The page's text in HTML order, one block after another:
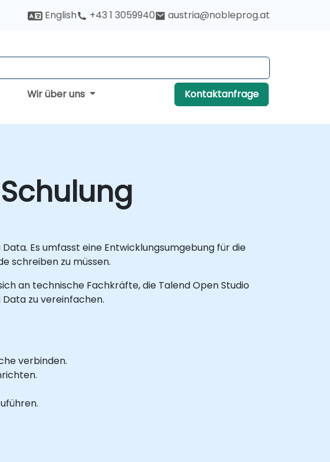
English +43 1 3059940 austria@nobleprog.at
Wir über uns Kontaktanfrage
Es umfasst eine Entwicklungsumgebung für die
schreiben zu müssen.
an technische Fachkräfte, die Talend Open Studio
zu vereinfachen.
verbinden.